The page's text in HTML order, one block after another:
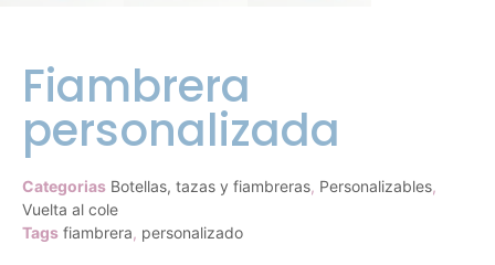
Fiambrera
personalizada
Categorias Botellas, tazas y fiambreras, Personalizables,
Vuelta al cole
Tags fiambrera, personalizado